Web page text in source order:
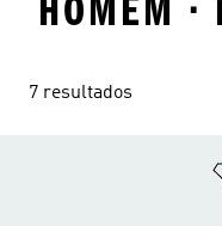
HOMEM ·
7 resultados